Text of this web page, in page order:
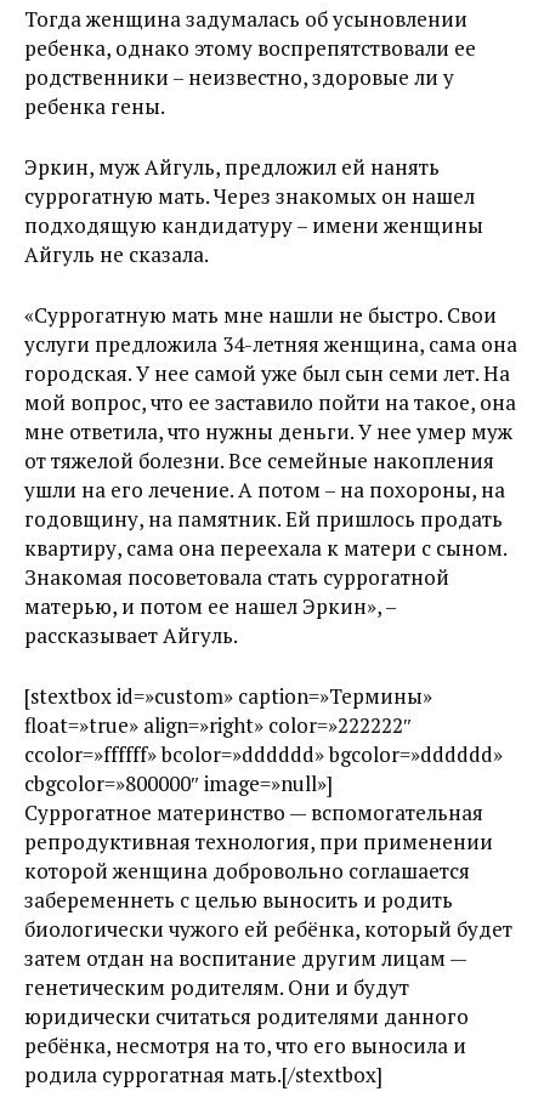
Тогда женщина задумалась об усыновлении
ребенка, однако этому воспрепятствовали ее
родственники – неизвестно, здоровые ли у
ребенка гены.
Эркин, муж Айгуль, предложил ей нанять
суррогатную мать. Через знакомых он нашел
подходящую кандидатуру – имени женщины
Айгуль не сказала.
«Суррогатную мать мне нашли не быстро. Свои
услуги предложила 34-летняя женщина, сама она
городская. У нее самой уже был сын семи лет. На
мой вопрос, что ее заставило пойти на такое, она
мне ответила, что нужны деньги. У нее умер муж
от тяжелой болезни. Все семейные накопления
ушли на его лечение. А потом – на похороны, на
годовщину, на памятник. Ей пришлось продать
квартиру, сама она переехала к матери с сыном.
Знакомая посоветовала стать суррогатной
матерью, и потом ее нашел Эркин», –
рассказывает Айгуль.
[stextbox id=»custom» caption=»Термины»
float=»true» align=»right» color=»222222″
ccolor=»ffffff» bcolor=»dddddd» bgcolor=»dddddd»
cbgcolor=»800000″ image=»null»]
Суррогатное материнство — вспомогательная
репродуктивная технология, при применении
которой женщина добровольно соглашается
забеременнеть с целью выносить и родить
биологически чужого ей ребёнка, который будет
затем отдан на воспитание другим лицам —
генетическим родителям. Они и будут
юридически считаться родителями данного
ребёнка, несмотря на то, что его выносила и
родила суррогатная мать.[/stextbox]